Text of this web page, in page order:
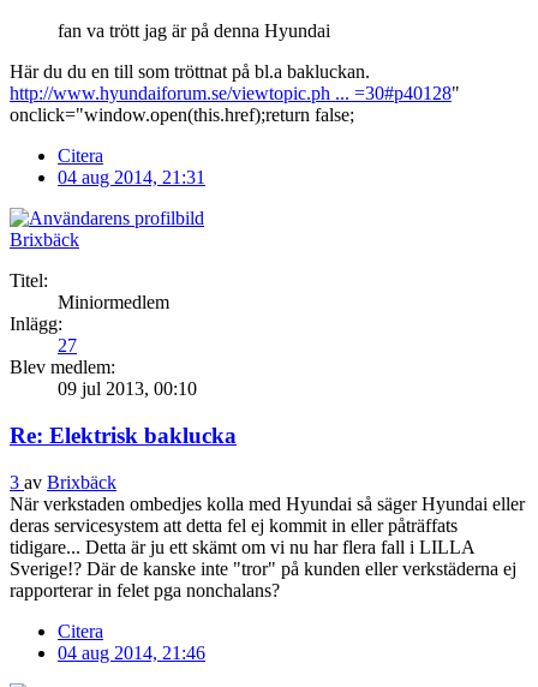
fan va trött jag är på denna Hyundai
Här du du en till som tröttnat på bl.a bakluckan.
http://www.hyundaiforum.se/viewtopic.ph ... =30#p40128"
onclick="window.open(this.href);return false;
Citera
04 aug 2014, 21:31
Brixbäck
Titel:
Miniormedlem
Inlägg:
27
Blev medlem:
09 jul 2013, 00:10
Re: Elektrisk baklucka
3 av Brixbäck
När verkstaden ombedjes kolla med Hyundai så säger Hyundai eller
deras servicesystem att detta fel ej kommit in eller påträffats
tidigare... Detta är ju ett skämt om vi nu har flera fall i LILLA
Sverige!? Där de kanske inte "tror" på kunden eller verkstäderna ej
rapporterar in felet pga nonchalans?
Citera
04 aug 2014, 21:46